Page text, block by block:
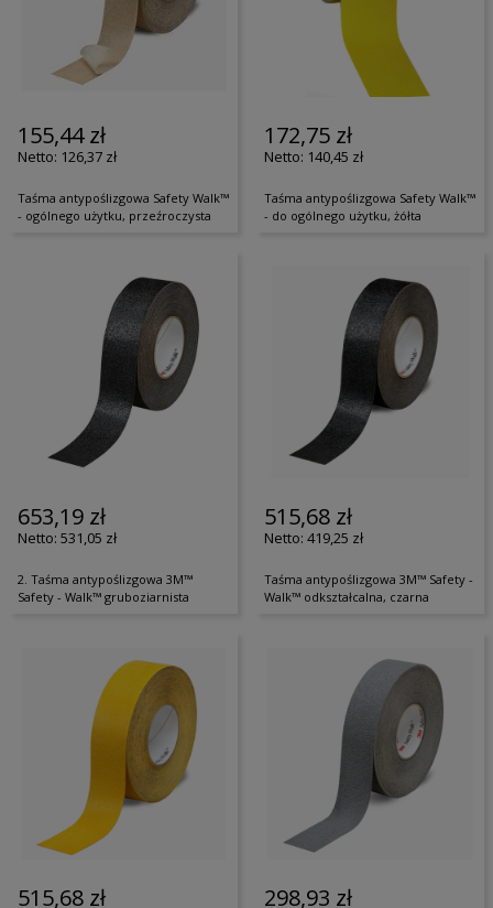
155,44 zł
126,37 zł
Taśma antypoślizgowa Safety Walk™
- ogólnego użytku, przeźroczysta
172,75 zł
140,45 zł
Taśma antypoślizgowa Safety Walk™
- do ogólnego użytku, żółta
653,19 zł
531,05 zł
2. Taśma antypoślizgowa 3M™
Safety - Walk™ gruboziarnista
515,68 zł
419,25 zł
Taśma antypoślizgowa 3M™ Safety -
Walk™ odkształcalna, czarna
515,68 zł 298,93 zł